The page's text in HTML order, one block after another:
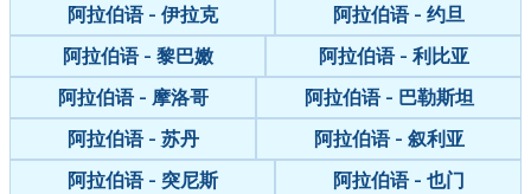
阿拉伯语 - 伊拉克
阿拉伯语 - 约旦
阿拉伯语 - 黎巴嫩
阿拉伯语 - 利比亚
阿拉伯语 - 摩洛哥
阿拉伯语 - 巴勒斯坦
阿拉伯语 - 苏丹
阿拉伯语 - 叙利亚
阿拉伯语 - 突尼斯
阿拉伯语 - 也门